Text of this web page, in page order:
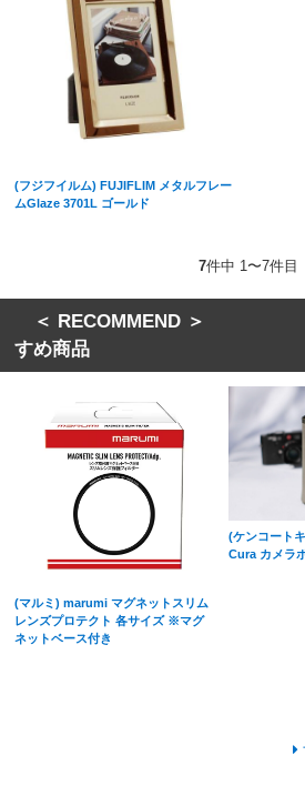
(フジフイルム) FUJIFLIM メタルフレー
ムGlaze 3701L ゴールド
7件中 1〜7件目
＜ RECOMMEND ＞
すめ商品
(マルミ) marumi マグネットスリム
レンズプロテクト 各サイズ ※マグ
ネットベース付き
(ケンコート
Cura カメラ